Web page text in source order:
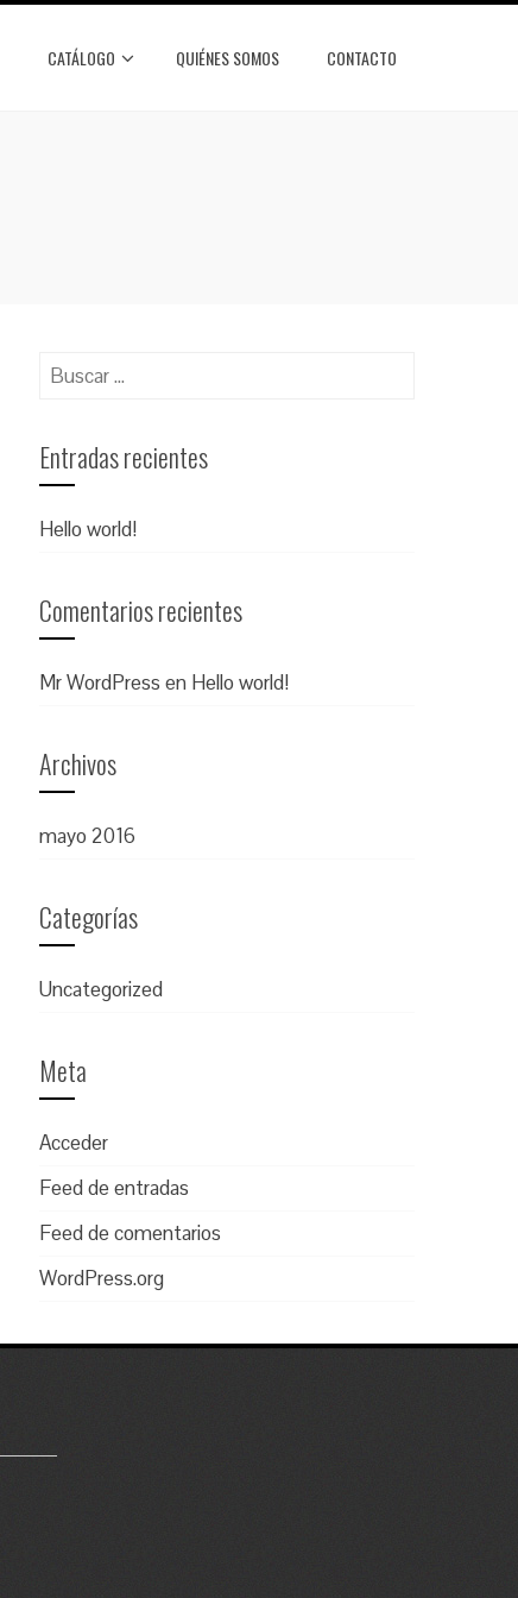
CATÁLOGO QUIÉNES SOMOS CONTACTO
Buscar:
Entradas recientes
Hello world!
Comentarios recientes
Mr WordPress en Hello world!
Archivos
mayo 2016
Categorías
Uncategorized
Meta
Acceder
Feed de entradas
Feed de comentarios
WordPress.org